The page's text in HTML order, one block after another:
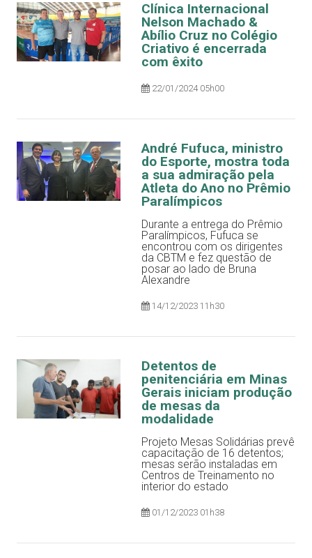
Clínica Internacional
Nelson Machado &
Abílio Cruz no Colégio
Criativo é encerrada
com êxito
22/01/2024 05h00
André Fufuca, ministro
do Esporte, mostra toda
a sua admiração pela
Atleta do Ano no Prêmio
Paralímpicos
Durante a entrega do Prêmio
Paralímpicos, Fufuca se
encontrou com os dirigentes
da CBTM e fez questão de
posar ao lado de Bruna
Alexandre
14/12/2023 11h30
Detentos de
penitenciária em Minas
Gerais iniciam produção
de mesas da
modalidade
Projeto Mesas Solidárias prevê
capacitação de 16 detentos;
mesas serão instaladas em
Centros de Treinamento no
interior do estado
01/12/2023 01h38